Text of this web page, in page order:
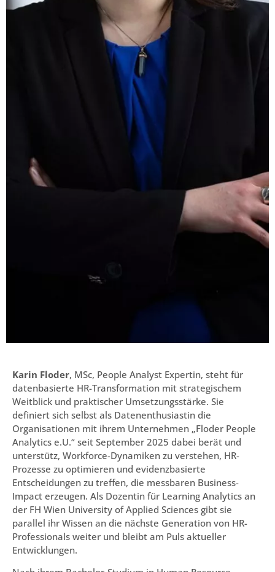
Karin Floder, MSc, People Analyst Expertin, steht für
datenbasierte HR-Transformation mit strategischem
Weitblick und praktischer Umsetzungsstärke. Sie
definiert sich selbst als Datenenthusiastin die
Organisationen mit ihrem Unternehmen „Floder People
Analytics e.U.“ seit September 2025 dabei berät und
unterstütz, Workforce-Dynamiken zu verstehen, HR-
Prozesse zu optimieren und evidenzbasierte
Entscheidungen zu treffen, die messbaren Business-
Impact erzeugen. Als Dozentin für Learning Analytics an
der FH Wien University of Applied Sciences gibt sie
parallel ihr Wissen an die nächste Generation von HR-
Professionals weiter und bleibt am Puls aktueller
Entwicklungen.